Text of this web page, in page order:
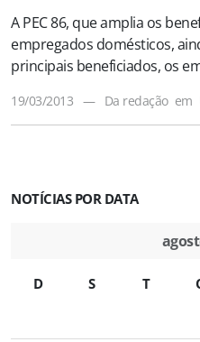
A PEC 86, que amplia os
empregados domésticos,
principais beneficiados, os
19/03/2013 — Da redação em
NOTÍCIAS POR DATA
D S T